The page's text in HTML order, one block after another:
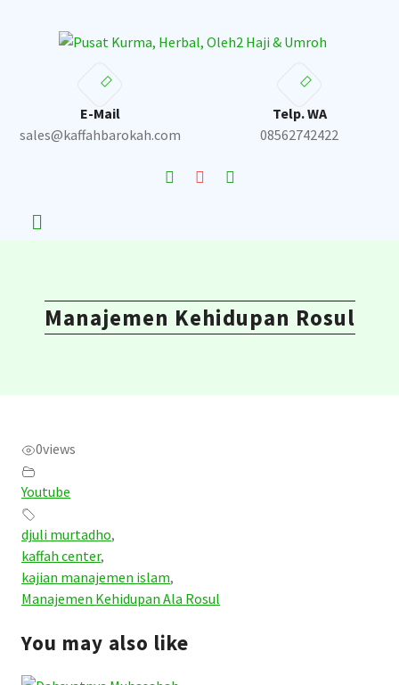
E-Mail
sales@kaffahbarokah.com
Telp. WA
08562742422
Manajemen Kehidupan Rosul
0views
Youtube
djuli murtadho,
kaffah center,
kajian manajemen islam,
Manajemen Kehidupan Ala Rosul
You may also like